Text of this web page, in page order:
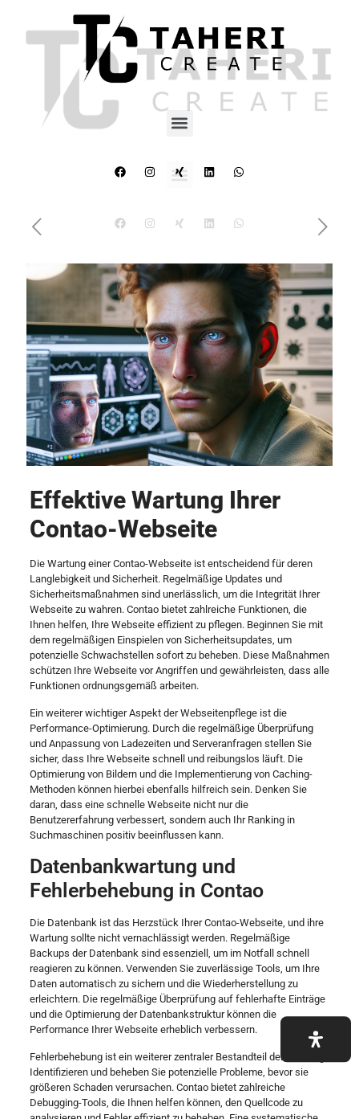
Effektive Wartung Ihrer
Contao-Webseite
Die Wartung einer Contao-Webseite ist entscheidend für deren
Langlebigkeit und Sicherheit. Regelmäßige Updates und
Sicherheitsmaßnahmen sind unerlässlich, um die Integrität Ihrer
Webseite zu wahren. Contao bietet zahlreiche Funktionen, die
Ihnen helfen, Ihre Webseite effizient zu pflegen. Beginnen Sie mit
dem regelmäßigen Einspielen von Sicherheitsupdates, um
potenzielle Schwachstellen sofort zu beheben. Diese Maßnahmen
schützen Ihre Webseite vor Angriffen und gewährleisten, dass alle
Funktionen ordnungsgemäß arbeiten.
Ein weiterer wichtiger Aspekt der Webseitenpflege ist die
Performance-Optimierung. Durch die regelmäßige Überprüfung
und Anpassung von Ladezeiten und Serveranfragen stellen Sie
sicher, dass Ihre Webseite schnell und reibungslos läuft. Die
Optimierung von Bildern und die Implementierung von Caching-
Methoden können hierbei ebenfalls hilfreich sein. Denken Sie
daran, dass eine schnelle Webseite nicht nur die
Benutzererfahrung verbessert, sondern auch Ihr Ranking in
Suchmaschinen positiv beeinflussen kann.
Datenbankwartung und
Fehlerbehebung in Contao
Die Datenbank ist das Herzstück Ihrer Contao-Webseite, und ihre
Wartung sollte nicht vernachlässigt werden. Regelmäßige
Backups der Datenbank sind essenziell, um im Notfall schnell
reagieren zu können. Verwenden Sie zuverlässige Tools, um Ihre
Daten automatisch zu sichern und die Wiederherstellung zu
erleichtern. Die regelmäßige Überprüfung auf fehlerhafte Einträge
und die Optimierung der Datenbankstruktur können die
Performance Ihrer Webseite erheblich verbessern.
Fehlerbehebung ist ein weiterer zentraler Bestandteil der Wartung.
Identifizieren und beheben Sie potenzielle Probleme, bevor sie
größeren Schaden verursachen. Contao bietet zahlreiche
Debugging-Tools, die Ihnen helfen können, den Quellcode zu